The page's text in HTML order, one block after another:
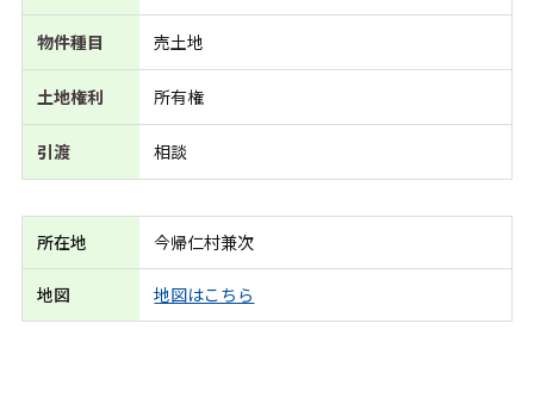
物件種目 売土地
土地権利 所有権
引渡 相談
所在地 今帰仁村兼次
地図 地図はこちら